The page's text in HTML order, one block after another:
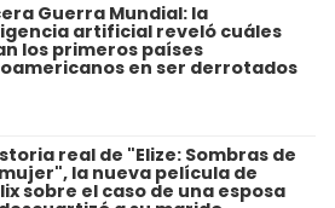
Guerra Mundial: la
artificial reveló cuáles
los primeros países
en ser derrotados
real de "Elize: Sombras de
la nueva película de
sobre el caso de una esposa